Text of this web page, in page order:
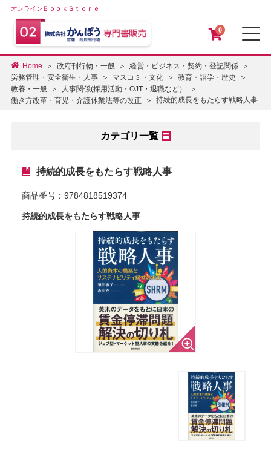
オンラインＢｏｏｋＳｔｏｒｅ
0
Home 政府刊行物・一般
経営・ビジネス・契約・登記関係
労務管理・安全衛生・人事
マスコミ・文化
教育・語学・歴史
教養・一般
人事関係(採用活動・OJT・退職など）
働き方改革・育児・介護休業法等の改正
持続的成長をもたらす戦略人事
カテゴリ一覧
持続的成長をもたらす戦略人事
商品番号： 9784818519374
持続的成長をもたらす戦略人事